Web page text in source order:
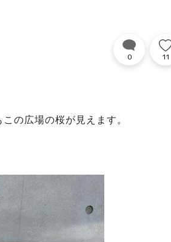
0 11
の広場の桜が見えます。